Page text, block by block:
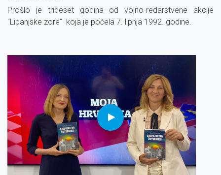
Prošlo je trideset godina od vojno-redarstvene akcije
"Lipanjske zore" koja je počela 7. lipnja 1992. godine.